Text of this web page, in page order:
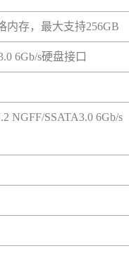
内存，最大支持256GB
6Gb/s硬盘接口
NGFF/SSATA3.0